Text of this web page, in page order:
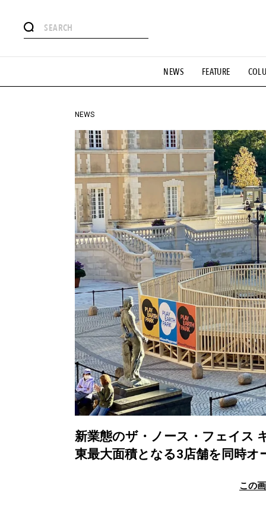
NEWS FEATURE
#憧れの逸品 #ESSENTIAL
#GH 銘品の所以 #フイナムのYouTube #Commune H
#HANDSOME HANDBOOK
NEWS
新業態のザ・ノース・フェイス
東最大面積となる3店舗を同時オ
この